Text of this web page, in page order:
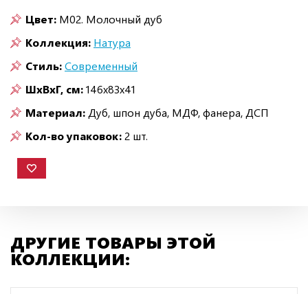
Цвет: M02. Молочный дуб
Коллекция: Натура
Стиль:Современный
ШxВxГ, см:146x83x41
Материал: Дуб, шпон дуба, МДФ, фанера, ДСП
Кол-во упаковок:2 шт.
ДРУГИЕ ТОВАРЫ ЭТОЙ
КОЛЛЕКЦИИ: